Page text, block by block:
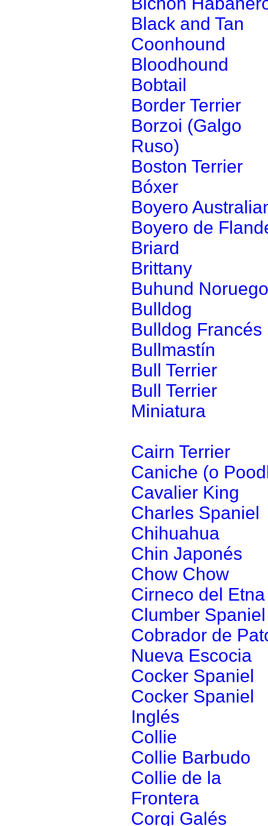
Black and Tan
Coonhound
Bloodhound
Bobtail
Border Terrier
Borzoi (Galgo
Ruso)
Boston Terrier
Bóxer
Boyero
Boyero de
Briard
Brittany
Buhund Noruego
Bulldog
Bulldog Francés
Bullmastín
Bull Terrier
Bull Terrier
Miniatura
Cairn Terrier
Caniche (o
Cavalier King
Charles Spaniel
Chihuahua
Chin Japonés
Chow Chow
Cirneco del Etna
Clumber Spaniel
Cobrador de
Nueva Escocia
Cocker Spaniel
Cocker Spaniel
Inglés
Collie
Collie Barbudo
Collie de la
Frontera
Corgi Galés